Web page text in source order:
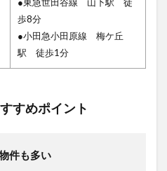
歩8分
●小田急小田原線 梅ケ丘
駅 徒歩1分
すめポイント
件も多い